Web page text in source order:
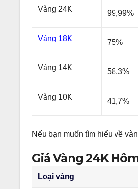
Vàng 24K 99,99%
Vàng 18K 75%
Vàng 14K 58,3%
Vàng 10K 41,7%
Nếu bạn muốn tìm hiểu về
Giá Vàng 24K
Loại vàng